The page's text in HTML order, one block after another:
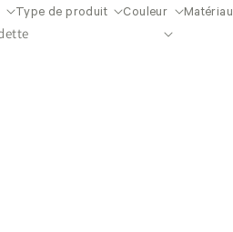
Type de produit Couleur Matériau